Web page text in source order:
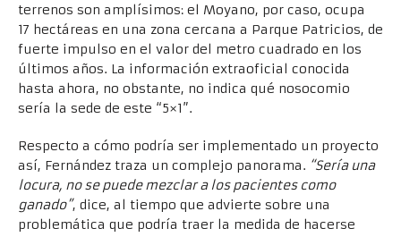
terrenos son amplísimos: el Moyano, por caso, ocupa
17 hectáreas en una zona cercana a Parque Patricios, de
fuerte impulso en el valor del metro cuadrado en los
últimos años. La información extraoficial conocida
hasta ahora, no obstante, no indica qué nosocomio
sería la sede de este “5×1”.
Respecto a cómo podría ser implementado un proyecto
así, Fernández traza un complejo panorama. “Sería una
locura, no se puede mezclar a los pacientes como
ganado”, dice, al tiempo que advierte sobre una
problemática que podría traer la medida de hacerse